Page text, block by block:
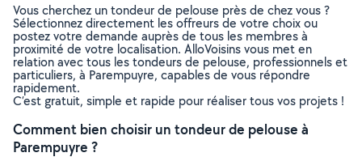
Vous cherchez un tondeur de pelouse près de chez vous ?
Sélectionnez directement les offreurs de votre choix ou
postez votre demande auprès de tous les membres à
proximité de votre localisation. AlloVoisins vous met en
relation avec tous les tondeurs de pelouse, professionnels et
particuliers, à Parempuyre, capables de vous répondre
rapidement.
C’est gratuit, simple et rapide pour réaliser tous vos projets !
Comment bien choisir un tondeur de pelouse à
Parempuyre ?